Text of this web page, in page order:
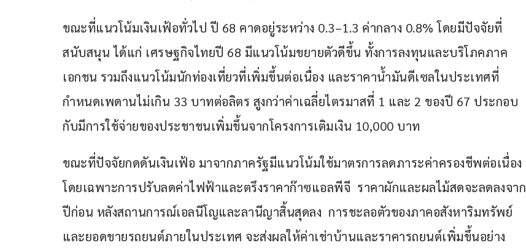
ขณะที่แนวโน้มเงินเฟ้อทั่วไป ปี 68 คาดอยู่ระหว่าง 0.3–1.3 ค่ากลาง 0.8% โดยมีปัจจัยที่
สนับสนุน ได้แก่ เศรษฐกิจไทยปี 68 มีแนวโน้มขยายตัวดีขึ้น ทั้งการลงทุนและบริโภคภาค
เอกชน รวมถึงแนวโน้มนักท่องเที่ยวที่เพิ่มขึ้นต่อเนื่อง และราคาน้ำมันดีเซลในประเทศที่
กำหนดเพดานไม่เกิน 33 บาทต่อลิตร สูงกว่าค่าเฉลี่ยไตรมาสที่ 1 และ 2 ของปี 67 ประกอบ
กับมีการใช้จ่ายของประชาชนเพิ่มขึ้นจากโครงการเติมเงิน 10,000 บาท
ขณะที่ปัจจัยกดดันเงินเฟ้อ มาจากภาครัฐมีแนวโน้มใช้มาตรการลดภาระค่าครองชีพต่อเนื่อง
โดยเฉพาะการปรับลดค่าไฟฟ้าและตรึงราคาก๊าซแอลพีจี  ราคาผักและผลไม้สดจะลดลงจาก
ปีก่อน หลังสถานการณ์เอลนีโญและลานีญาสิ้นสุดลง  การชะลอตัวของภาคอสังหาริมทรัพย์
และยอดขายรถยนต์ภายในประเทศ จะส่งผลให้ค่าเช่าบ้านและราคารถยนต์เพิ่มขึ้นอย่าง